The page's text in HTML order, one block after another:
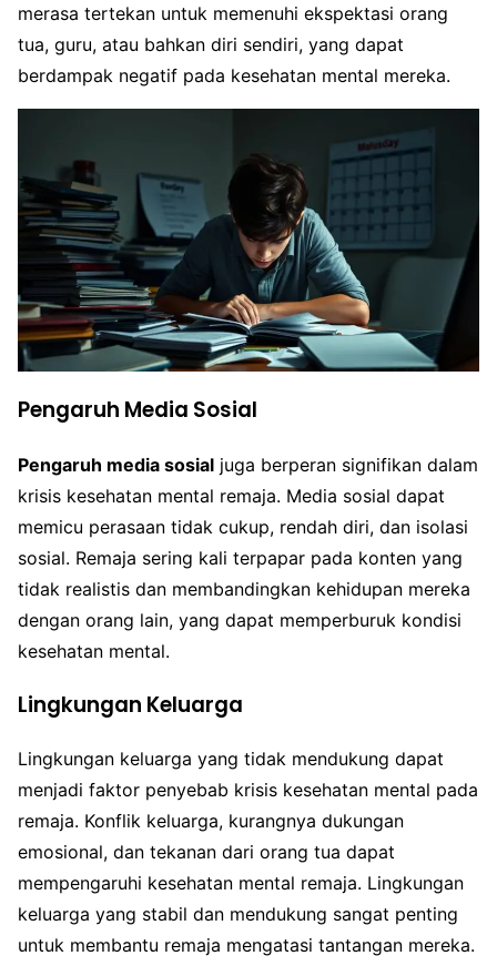
merasa tertekan untuk memenuhi ekspektasi orang
tua, guru, atau bahkan diri sendiri, yang dapat
berdampak negatif pada kesehatan mental mereka.
Pengaruh Media Sosial
Pengaruh media sosial juga berperan signifikan dalam
krisis kesehatan mental remaja. Media sosial dapat
memicu perasaan tidak cukup, rendah diri, dan isolasi
sosial. Remaja sering kali terpapar pada konten yang
tidak realistis dan membandingkan kehidupan mereka
dengan orang lain, yang dapat memperburuk kondisi
kesehatan mental.
Lingkungan Keluarga
Lingkungan keluarga yang tidak mendukung dapat
menjadi faktor penyebab krisis kesehatan mental pada
remaja. Konflik keluarga, kurangnya dukungan
emosional, dan tekanan dari orang tua dapat
mempengaruhi kesehatan mental remaja. Lingkungan
keluarga yang stabil dan mendukung sangat penting
untuk membantu remaja mengatasi tantangan mereka.